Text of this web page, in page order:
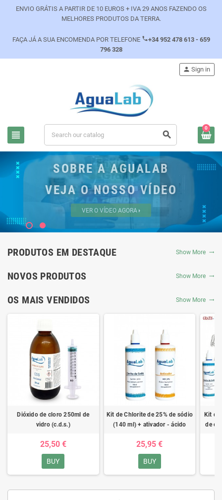
ENVIO GRÁTIS A PARTIR DE 10 EUROS + IVA 29 ANOS FAZENDO OS
MELHORES PRODUTOS DA TERRA.
FAÇA JÁ A SUA ENCOMENDA POR TELEFONE phone+34 952 478 613 - 659
796 328
view_headline search
person Sign in
0
PRODUTOS EM DESTAQUE Show More
NOVOS PRODUTOS Show More
OS MAIS VENDIDOS Show More
Dióxido de cloro 250ml de
vidro (c.d.s.)
25,50 €
BUY
Kit de Chlorite de 25% de sódio
(140 ml) + ativador - ácido
25,95 €
BUY
Kit de
de